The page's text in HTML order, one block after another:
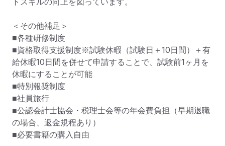
＜その他補足＞
■各種研修制度
■資格取得支援制度※試験休暇（試験日＋10日間）＋有
給休暇10日間を併せて申請することで、試験前1ヶ月を
休暇にすることが可能
■特別報奨制度
■社員旅行
■公認会計士協会・税理士会等の年会費負担（早期退職
の場合、返金規程あり）
■必要書籍の購入自由